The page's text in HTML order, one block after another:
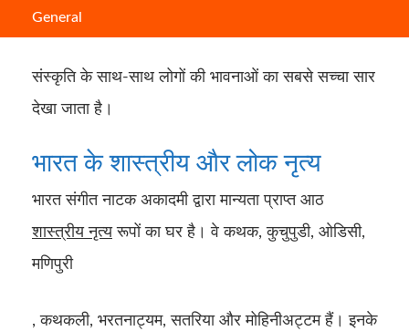
General
भारत के शास्त्रीय और लोक नृत्य के माध्यम से अनूठी
संस्कृति के साथ-साथ लोगों की भावनाओं का सबसे सच्चा सार
देखा जाता है।
भारत के शास्त्रीय और लोक नृत्य
भारत संगीत नाटक अकादमी द्वारा मान्यता प्राप्त आठ
शास्त्रीय नृत्यरूपों का घर है। वे कथक, कुचुपुडी, ओडिसी,
मणिपुरी
, कथकली, भरतनाट्यम, सतरिया और मोहिनीअट्टम हैं। इनके